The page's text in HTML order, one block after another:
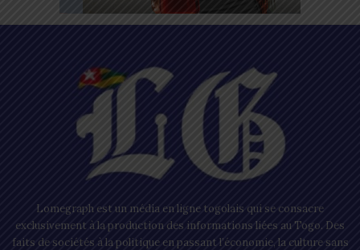
Lomegraph est un média en ligne togolais qui se consacre
exclusivement à la production des informations liées au Togo. Des
faits de sociétés à la politique en passant l’économie, la culture sans